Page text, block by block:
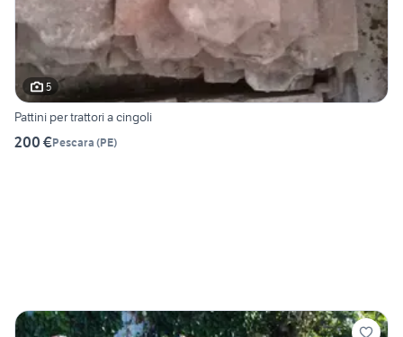
5
Pattini per trattori a cingoli
200 €Pescara (PE)